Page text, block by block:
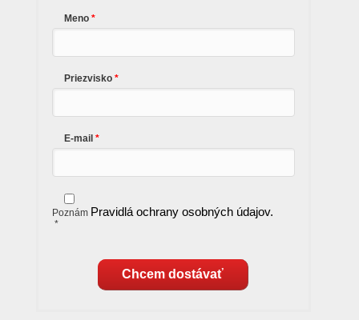
Meno
Priezvisko
E-mail
Poznám Pravidlá ochrany osobných údajov.
*
Chcem dostávať